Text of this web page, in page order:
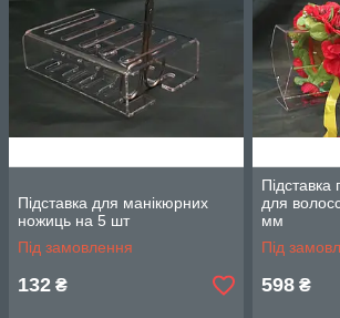
Підставка для манікюрних
ножиць на 5 шт
Під замовлення
132 ₴
Підставка
для
мм
Під
598 ₴